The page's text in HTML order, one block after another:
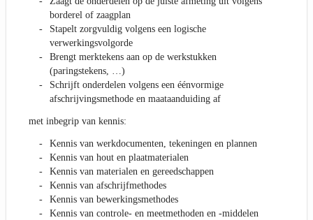
borderel of zaagplan
Stapelt zorgvuldig volgens een logische
verwerkingsvolgorde
Brengt merktekens aan op de werkstukken
(paringstekens, …)
Schrijft onderdelen volgens een éénvormige
afschrijvingsmethode en maataanduiding af
met inbegrip van kennis:
Kennis van werkdocumenten, tekeningen en plannen
Kennis van hout en plaatmaterialen
Kennis van materialen en gereedschappen
Kennis van afschrijfmethodes
Kennis van bewerkingsmethodes
Kennis van controle- en meetmethoden en -middelen